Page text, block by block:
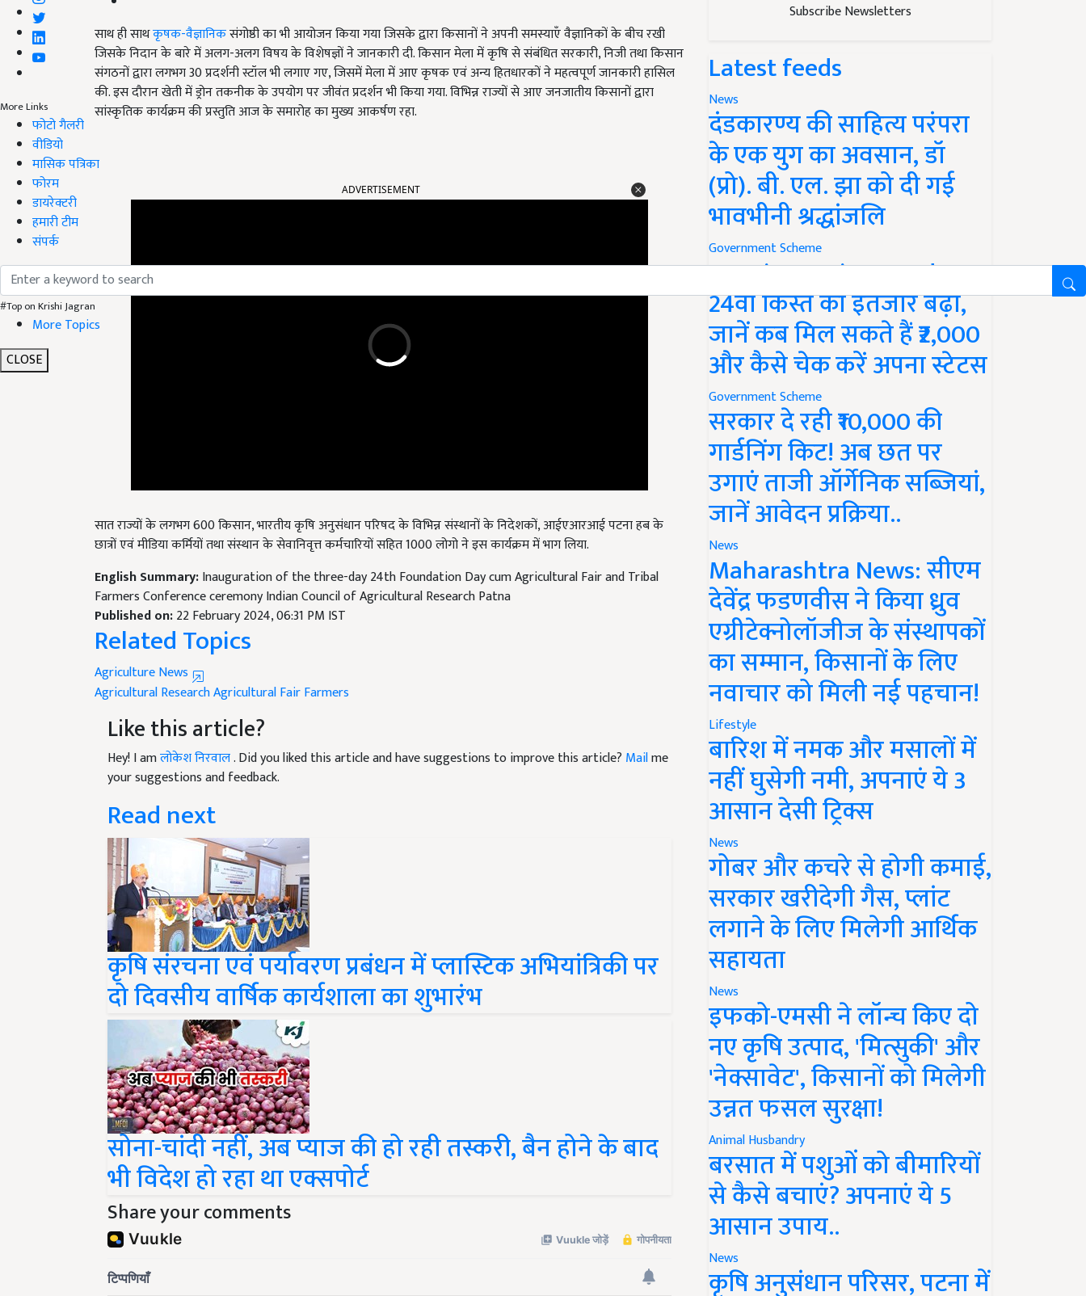
More Links
फोटो गैलरी
वीडियो
मासिक पत्रिका
फोरम
डायरेक्टरी
हमारी टीम
संपर्क
#Top on Krishi Jagran
More Topics
CLOSE
साथ ही साथकृषक-वैज्ञानिकसंगोष्ठी का भी आयोजन किया गया जिसके द्वारा किसानों ने अपनी समस्याएँ वैज्ञानिकों के बीच रखी
जिसके निदान के बारे में अलग-अलग विषय के विशेषज्ञों ने जानकारी दी. किसान मेला में कृषि से संबंधित सरकारी, निजी तथा किसान
संगठनों द्वारा लगभग 30 प्रदर्शनी स्टॉल भी लगाए गए, जिसमें मेला में आए कृषक एवं अन्य हितधारकों ने महत्वपूर्ण जानकारी हासिल
की. इस दौरान खेती में ड्रोन तकनीक के उपयोग पर जीवंत प्रदर्शन भी किया गया. विभिन्न राज्यों से आए जनजातीय किसानों द्वारा
सांस्कृतिक कार्यक्रम की प्रस्तुति आज के समारोह का मुख्य आकर्षण रहा.
छात्रों एवं मीडिया कर्मियों तथा संस्थान के सेवानिवृत्त कर्मचारियों सहित 1000 लोगो ने इस कार्यक्रम में भाग लिया.
Inauguration of the three-day 24th Foundation Day cum Agricultural Fair and Tribal
Farmers Conference ceremony Indian Council of Agricultural Research Patna
Published on:22 February 2024, 06:31 PM IST
Related Topics
Agriculture News
Agricultural Research
Like this article?
Hey! I amलोकेश निरवाल. Did you liked this article and have suggestions to improve this article?
your suggestions and feedback.
Read next
कृषि संरचना एवं पर्यावरण प्रबंधन में प्लास्टिक अभियांत्रिकी पर
दो दिवसीय वार्षिक कार्यशाला का शुभारंभ
सोना-चांदी नहीं, अब प्याज की हो रही तस्करी, बैन होने के बाद
भी विदेश हो रहा था एक्सपोर्ट
Share your comments
Subscribe Newsletters
Latest feeds
News
दंडकारण्य की साहित्य परंपरा
के एक युग का अवसान, डॉ
(प्रो). बी. एल. झा को दी गई
भावभीनी श्रद्धांजलि
Government Scheme
PM Kisan Yojana Update:
24वीं किस्त का इंतजार बढ़ा,
जानें कब मिल सकते हैं ₹2,000
और कैसे चेक करें अपना स्टेटस
Government Scheme
सरकार दे रही ₹10,000 की
गार्डनिंग किट! अब छत पर
उगाएं ताजी ऑर्गेनिक सब्जियां,
जानें आवेदन प्रक्रिया..
News
Maharashtra News: सीएम
देवेंद्र फडणवीस ने किया ध्रुव
एग्रीटेक्नोलॉजीज के संस्थापकों
का सम्मान, किसानों के लिए
नवाचार को मिली नई पहचान!
Lifestyle
बारिश में नमक और मसालों में
नहीं घुसेगी नमी, अपनाएं ये 3
आसान देसी ट्रिक्स
News
गोबर और कचरे से होगी कमाई,
सरकार खरीदेगी गैस, प्लांट
लगाने के लिए मिलेगी आर्थिक
सहायता
News
इफको-एमसी ने लॉन्च किए दो
नए कृषि उत्पाद, 'मित्सुकी' और
'नेक्सावेट', किसानों को मिलेगी
उन्नत फसल सुरक्षा!
Animal Husbandry
बरसात में पशुओं को बीमारियों
से कैसे बचाएं? अपनाएं ये 5
आसान उपाय..
News
कृषि अनुसंधान परिसर, पटना में